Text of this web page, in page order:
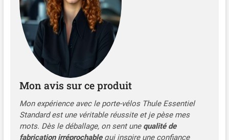
Mon avis sur ce produit
Mon expérience avec le porte-vélos Thule Essentiel
Standard est une véritable réussite et je pèse mes
mots. Dès le déballage, on sent une qualité de
fabrication irréprochablequi inspire une confiance